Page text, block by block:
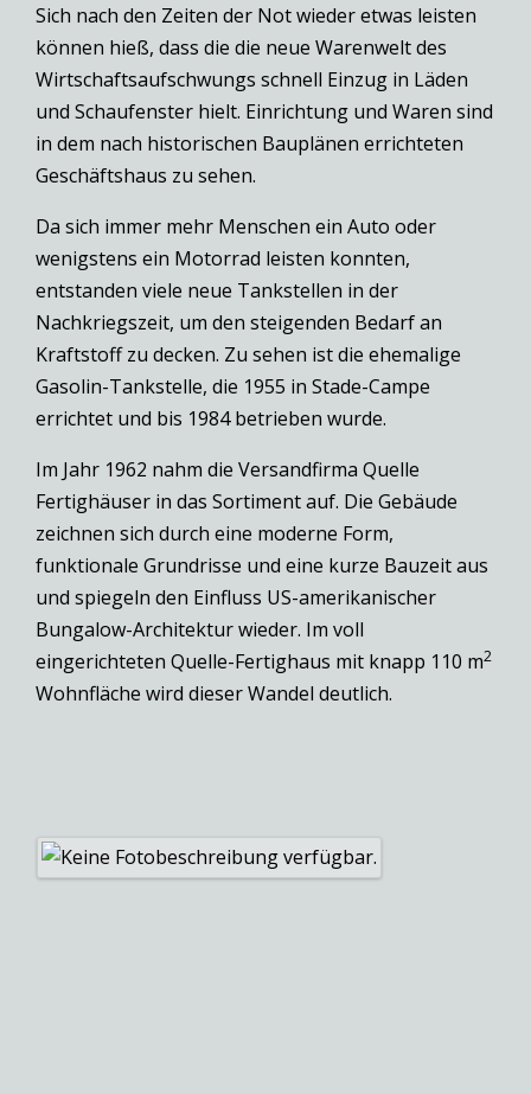
Sich nach den Zeiten der Not wieder etwas leisten
können hieß, dass die die neue Warenwelt des
Wirtschaftsaufschwungs schnell Einzug in Läden
und Schaufenster hielt. Einrichtung und Waren sind
in dem nach historischen Bauplänen errichteten
Geschäftshaus zu sehen.
Da sich immer mehr Menschen ein Auto oder
wenigstens ein Motorrad leisten konnten,
entstanden viele neue Tankstellen in der
Nachkriegszeit, um den steigenden Bedarf an
Kraftstoff zu decken. Zu sehen ist die ehemalige
Gasolin-Tankstelle, die 1955 in Stade-Campe
errichtet und bis 1984 betrieben wurde.
Im Jahr 1962 nahm die Versandfirma Quelle
Fertighäuser in das Sortiment auf. Die Gebäude
zeichnen sich durch eine moderne Form,
funktionale Grundrisse und eine kurze Bauzeit aus
und spiegeln den Einfluss US-amerikanischer
Bungalow-Architektur wieder. Im voll
eingerichteten Quelle-Fertighaus mit knapp 110 m2
Wohnfläche wird dieser Wandel deutlich.